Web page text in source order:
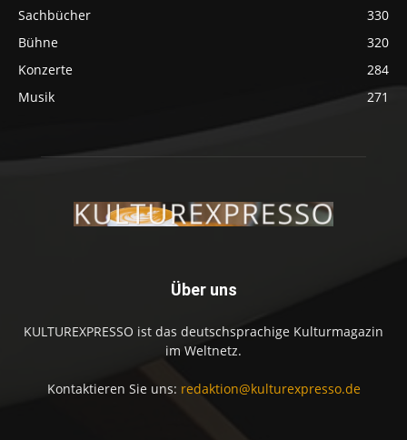
Sachbücher
330
Bühne
320
Konzerte
284
Musik
271
Über uns
KULTUREXPRESSO ist das deutschsprachige Kulturmagazin
im Weltnetz.
Kontaktieren Sie uns: redaktion@kulturexpresso.de